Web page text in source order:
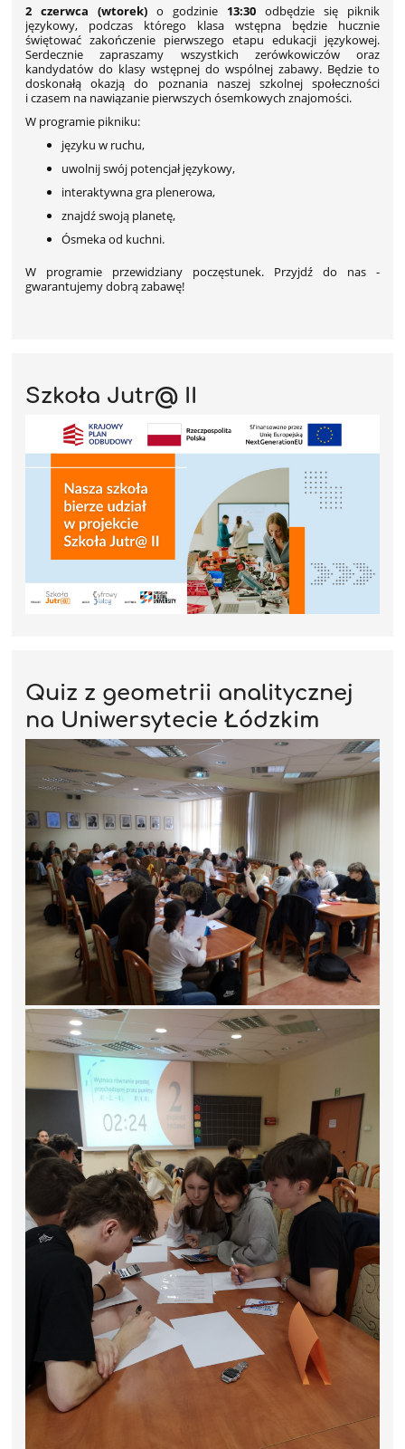
2 czerwca (wtorek) o godzinie 13:30 odbędzie się piknik
językowy, podczas którego klasa wstępna będzie hucznie
świętować zakończenie pierwszego etapu edukacji językowej.
Serdecznie zapraszamy wszystkich zerówkowiczów oraz
kandydatów do klasy wstępnej do wspólnej zabawy. Będzie to
doskonałą okazją do poznania naszej szkolnej społeczności
i czasem na nawiązanie pierwszych ósemkowych znajomości.
W programie pikniku:
języku w ruchu,
uwolnij swój potencjał językowy,
interaktywna gra plenerowa,
znajdź swoją planetę,
Ósmeka od kuchni.
W programie przewidziany poczęstunek. Przyjdź do nas -
gwarantujemy dobrą zabawę!
Szkoła Jutr@ II
Quiz z geometrii analitycznej
na Uniwersytecie Łódzkim